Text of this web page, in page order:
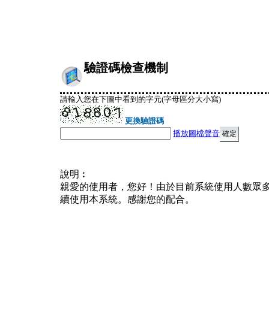
驗證碼檢查機制
請輸入您在下圖中看到的字元(字母區分大小寫)
更換驗證碼
播放圖檔聲音
說明︰
親愛的使用者，您好！由於目前系統使用人數眾
續使用本系統。感謝您的配合。